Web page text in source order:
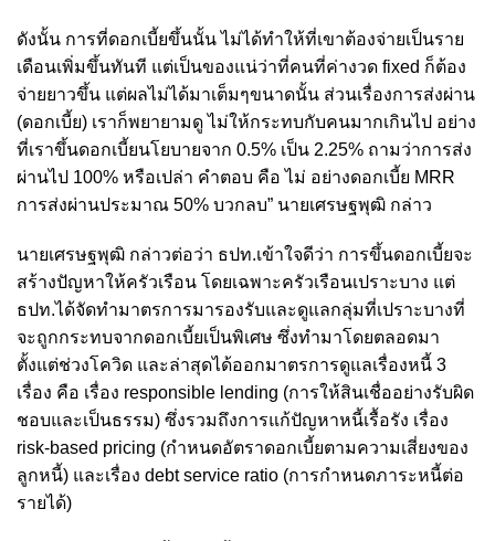
ดังนั้น การที่ดอกเบี้ยขึ้นนั้น ไม่ได้ทำให้ที่เขาต้องจ่ายเป็นราย
เดือนเพิ่มขึ้นทันที แต่เป็นของแน่ว่าที่คนที่ค่างวด fixed ก็ต้อง
จ่ายยาวขึ้น แต่ผลไม่ได้มาเต็มๆขนาดนั้น ส่วนเรื่องการส่งผ่าน
(ดอกเบี้ย) เราก็พยายามดู ไม่ให้กระทบกับคนมากเกินไป อย่าง
ที่เราขึ้นดอกเบี้ยนโยบายจาก 0.5% เป็น 2.25% ถามว่าการส่ง
ผ่านไป 100% หรือเปล่า คำตอบ คือ ไม่ อย่างดอกเบี้ย MRR
การส่งผ่านประมาณ 50% บวกลบ” นายเศรษฐพุฒิ กล่าว
นายเศรษฐพุฒิ กล่าวต่อว่า ธปท.เข้าใจดีว่า การขึ้นดอกเบี้ยจะ
สร้างปัญหาให้ครัวเรือน โดยเฉพาะครัวเรือนเปราะบาง แต่
ธปท.ได้จัดทำมาตรการมารองรับและดูแลกลุ่มที่เปราะบางที่
จะถูกกระทบจากดอกเบี้ยเป็นพิเศษ ซึ่งทำมาโดยตลอดมา
ตั้งแต่ช่วงโควิด และล่าสุดได้ออกมาตรการดูแลเรื่องหนี้ 3
เรื่อง คือ เรื่อง responsible lending (การให้สินเชื่ออย่างรับผิด
ชอบและเป็นธรรม) ซึ่งรวมถึงการแก้ปัญหาหนี้เรื้อรัง เรื่อง
risk-based pricing (กำหนดอัตราดอกเบี้ยตามความเสี่ยงของ
ลูกหนี้) และเรื่อง debt service ratio (การกำหนดภาระหนี้ต่อ
รายได้)